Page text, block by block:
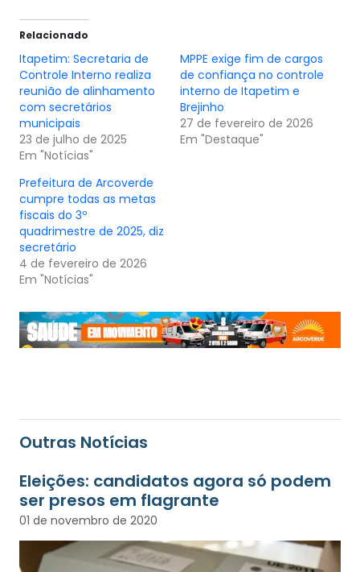
Relacionado
Itapetim: Secretaria de
Controle Interno realiza
reunião de alinhamento
com secretários
municipais
23 de julho de 2025
Em "Notícias"
MPPE exige fim de cargos
de confiança no controle
interno de Itapetim e
Brejinho
27 de fevereiro de 2026
Em "Destaque"
Prefeitura de Arcoverde
cumpre todas as metas
fiscais do 3º
quadrimestre de 2025, diz
secretário
4 de fevereiro de 2026
Em "Notícias"
Outras Notícias
Eleições: candidatos agora só podem
ser presos em flagrante
01 de novembro de 2020